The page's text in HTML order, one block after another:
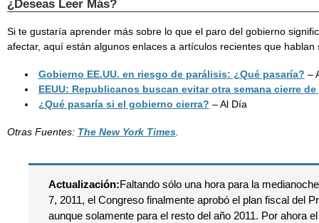
¿Deseas Leer Más?
Si te gustaría aprender más sobre lo que el paro del gobierno
afectar, aquí están algunos enlaces a artículos recientes que hablan
Gobierno EE.UU. en riesgo de parálisis: ¿Qué pasaría? –
EEUU: Republicanos buscan evitar otra semana cierre
¿Qué pasaría si el gobierno cierra? – Al Día
Otras Fuentes: The New York Times.
Actualización:Faltando sólo una hora para la
7, 2011, el Congreso finalmente aprobó el plan fiscal del
aunque solamente para el resto del año 2011. Por ahora